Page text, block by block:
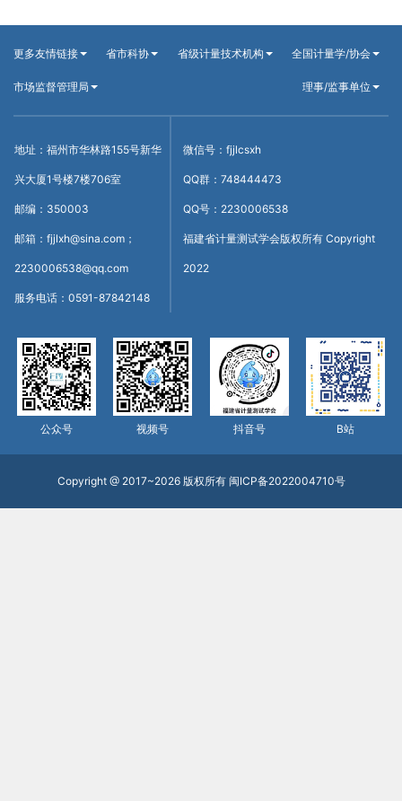
更多友情链接 省市科协 省级计量技术机构 全国计量学/协会
市场监督管理局 理事/监事单位
地址：福州市华林路155号新华
兴大厦1号楼7楼706室
邮编：350003
邮箱：fjjlxh@sina.com；
2230006538@qq.com
服务电话：0591-87842148
微信号：fjjlcsxh
QQ群：748444473
QQ号：2230006538
福建省计量测试学会版权所有 Copyright
2022
公众号 视频号 抖音号 B站
Copyright @ 2017~2026 版权所有 闽ICP备2022004710号